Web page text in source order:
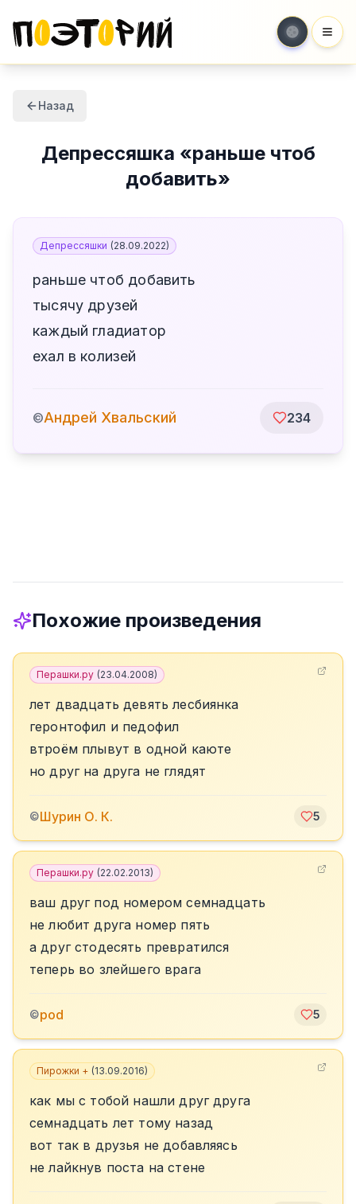
Назад
Депрессяшка «раньше чтоб
добавить»
Депрессяшки (28.09.2022)
раньше чтоб добавить
тысячу друзей
каждый гладиатор
ехал в колизей
©Андрей Хвальский 234
Похожие произведения
Перашки.ру (23.04.2008)
лет двадцать девять лесбиянка
геронтофил и педофил
втроём плывут в одной каюте
но друг на друга не глядят
©Шурин О. К. 5
Перашки.ру (22.02.2013)
ваш друг под номером семнадцать
не любит друга номер пять
а друг стодесять превратился
теперь во злейшего врага
©pod 5
Пирожки + (13.09.2016)
как мы с тобой нашли друг друга
семнадцать лет тому назад
вот так в друзья не добавляясь
не лайкнув поста на стене